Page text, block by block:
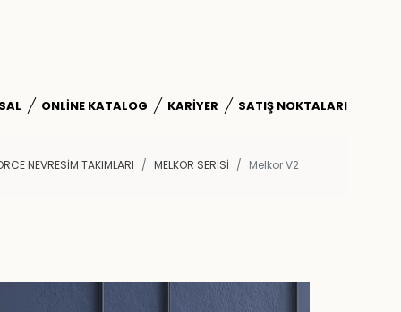
ONLINE KATALOG KARIYER SATIŞ NOKTALARI
NEVRESİM TAKIMLARI MELKOR SERISI Melkor V2